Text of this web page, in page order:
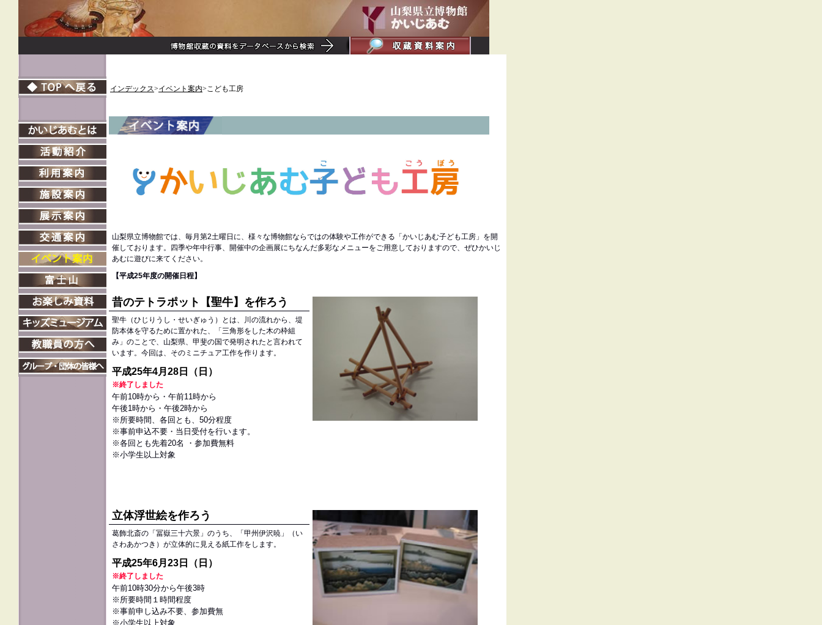
インデックス>イベント案内>こども工房
山梨県立博物館では、毎月第2土曜日に、様々な博物館ならではの体験や工作ができる「かいじあむ子ども工房」を開
催しております。四季や年中行事、開催中の企画展にちなんだ多彩なメニューをご用意しておりますので、ぜひかいじ
あむに遊びに来てください。
【平成25年度の開催日程】
昔のテトラポット【聖牛】を作ろう
聖牛（ひじりうし・せいぎゅう）とは、川の流れから、堤
防本体を守るために置かれた、「三角形をした木の枠組
み」のことで、山梨県、甲斐の国で発明されたと言われて
います。今回は、そのミニチュア工作を作ります。
平成25年4月28日（日）
※終了しました
午前10時から・午前11時から
午後1時から・午後2時から
※所要時間、各回とも、50分程度
※事前申込不要・当日受付を行います。
※各回とも先着20名 ・参加費無料
※小学生以上対象
立体浮世絵を作ろう
葛飾北斎の「冨嶽三十六景」のうち、「甲州伊沢暁」（い
さわあかつき）が立体的に見える紙工作をします。
平成25年6月23日（日）
※終了しました
午前10時30分から午後3時
※所要時間１時間程度
※事前申し込み不要、参加費無
※小学生以上対象